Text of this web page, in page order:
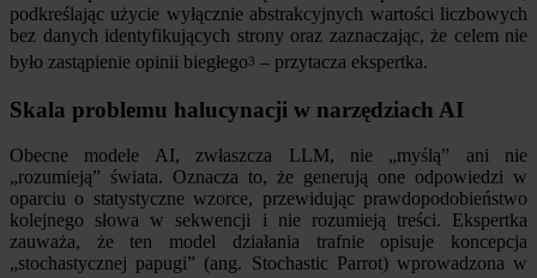
podkreślając użycie wyłącznie abstrakcyjnych wartości liczbowych
bez danych identyfikujących strony oraz zaznaczając, że celem nie
było zastąpienie opinii biegłego3 – przytacza ekspertka.
Skala problemu halucynacji w narzędziach AI
Obecne modele AI, zwłaszcza LLM, nie „myślą” ani nie
„rozumieją” świata. Oznacza to, że generują one odpowiedzi w
oparciu o statystyczne wzorce, przewidując prawdopodobieństwo
kolejnego słowa w sekwencji i nie rozumieją treści. Ekspertka
zauważa, że ten model działania trafnie opisuje koncepcja
„stochastycznej papugi” (ang. Stochastic Parrot) wprowadzona w